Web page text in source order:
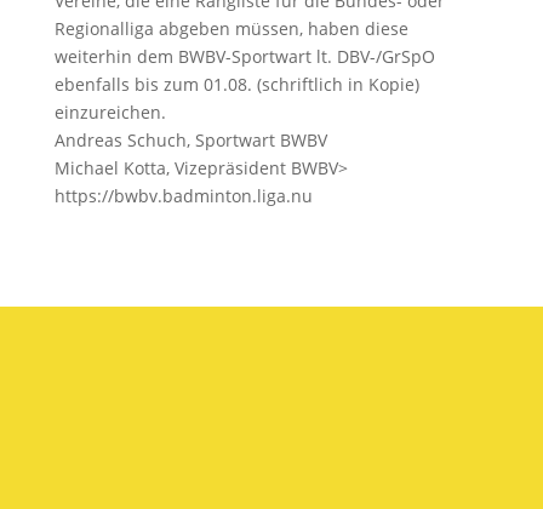
Regionalliga abgeben müssen, haben diese
weiterhin dem BWBV-Sportwart lt. DBV-/GrSpO
ebenfalls bis zum 01.08. (schriftlich in Kopie)
einzureichen.
Andreas Schuch, Sportwart BWBV
Michael Kotta, Vizepräsident BWBV>
https://bwbv.badminton.liga.nu